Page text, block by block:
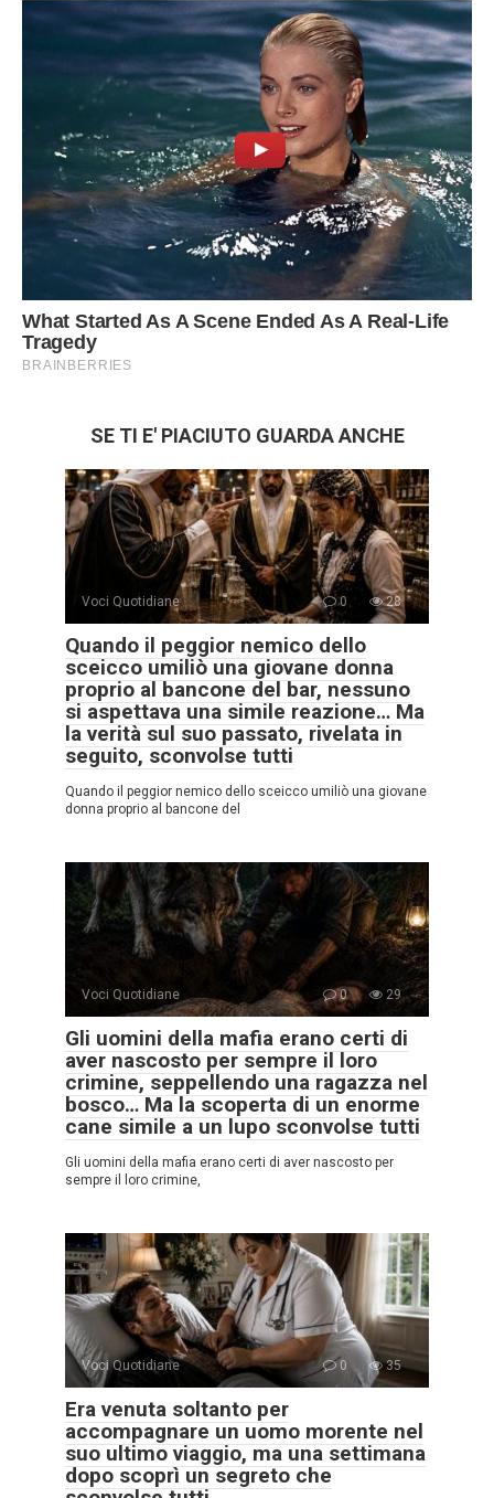
SE TI E' PIACIUTO GUARDA ANCHE
Voci Quotidiane 0 28
Quando il peggior nemico dello
sceicco umiliò una giovane donna
proprio al bancone del bar, nessuno
si aspettava una simile reazione… Ma
la verità sul suo passato, rivelata in
seguito, sconvolse tutti
Quando il peggior nemico dello sceicco umiliò una giovane
donna proprio al bancone del
Voci Quotidiane 0 29
Gli uomini della mafia erano certi di
aver nascosto per sempre il loro
crimine, seppellendo una ragazza nel
bosco… Ma la scoperta di un enorme
cane simile a un lupo sconvolse tutti
Gli uomini della mafia erano certi di aver nascosto per
sempre il loro crimine,
Voci Quotidiane 0 35
Era venuta soltanto per
accompagnare un uomo morente nel
suo ultimo viaggio, ma una settimana
dopo scoprì un segreto che